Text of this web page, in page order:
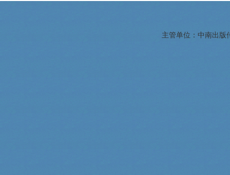
主管单位：中南出版